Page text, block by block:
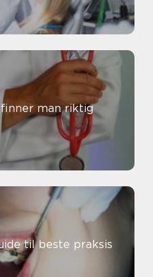
man riktig
til beste praksis